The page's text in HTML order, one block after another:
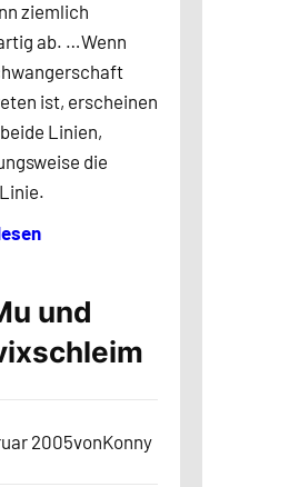
ziemlich
ab. …Wenn
ist, erscheinen
Linien,
die
und
2005vonKonny